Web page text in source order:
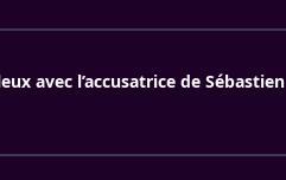
avec l’accusatrice de Sébastien